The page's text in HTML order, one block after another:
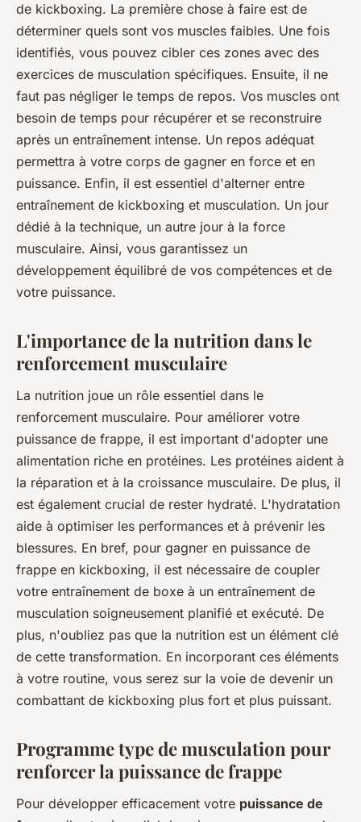
de kickboxing. La première chose à faire est de
déterminer quels sont vos muscles faibles. Une fois
identifiés, vous pouvez cibler ces zones avec des
exercices de musculation spécifiques. Ensuite, il ne
faut pas négliger le temps de repos. Vos muscles ont
besoin de temps pour récupérer et se reconstruire
après un entraînement intense. Un repos adéquat
permettra à votre corps de gagner en force et en
puissance. Enfin, il est essentiel d'alterner entre
entraînement de kickboxing et musculation. Un jour
dédié à la technique, un autre jour à la force
musculaire. Ainsi, vous garantissez un
développement équilibré de vos compétences et de
votre puissance.
L'importance de la nutrition dans le
renforcement musculaire
La nutrition joue un rôle essentiel dans le
renforcement musculaire. Pour améliorer votre
puissance de frappe, il est important d'adopter une
alimentation riche en protéines. Les protéines aident à
la réparation et à la croissance musculaire. De plus, il
est également crucial de rester hydraté. L'hydratation
aide à optimiser les performances et à prévenir les
blessures. En bref, pour gagner en puissance de
frappe en kickboxing, il est nécessaire de coupler
votre entraînement de boxe à un entraînement de
musculation soigneusement planifié et exécuté. De
plus, n'oubliez pas que la nutrition est un élément clé
de cette transformation. En incorporant ces éléments
à votre routine, vous serez sur la voie de devenir un
combattant de kickboxing plus fort et plus puissant.
Programme type de musculation pour
renforcer la puissance de frappe
Pour développer efficacement votre puissance de